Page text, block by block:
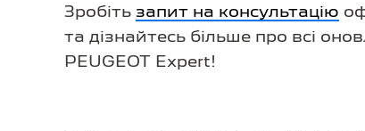
Зробіть запит на консультацію
та дізнайтесь більше про всі
PEUGEOT Expert!